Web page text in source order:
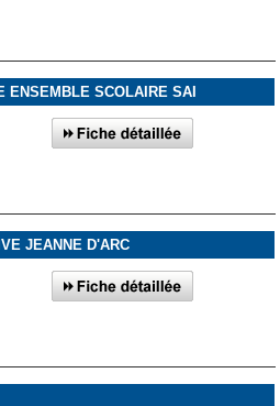
ENSEMBLE SCOLAIRE SAI
JEANNE D'ARC